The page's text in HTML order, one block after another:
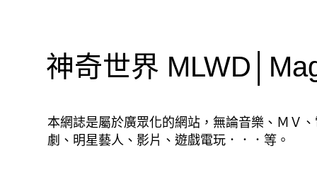
神奇世界
本網誌是屬於廣眾化的網站，無論音樂、ＭＶ
劇、明星藝人、影片、遊戲電玩．．．等。